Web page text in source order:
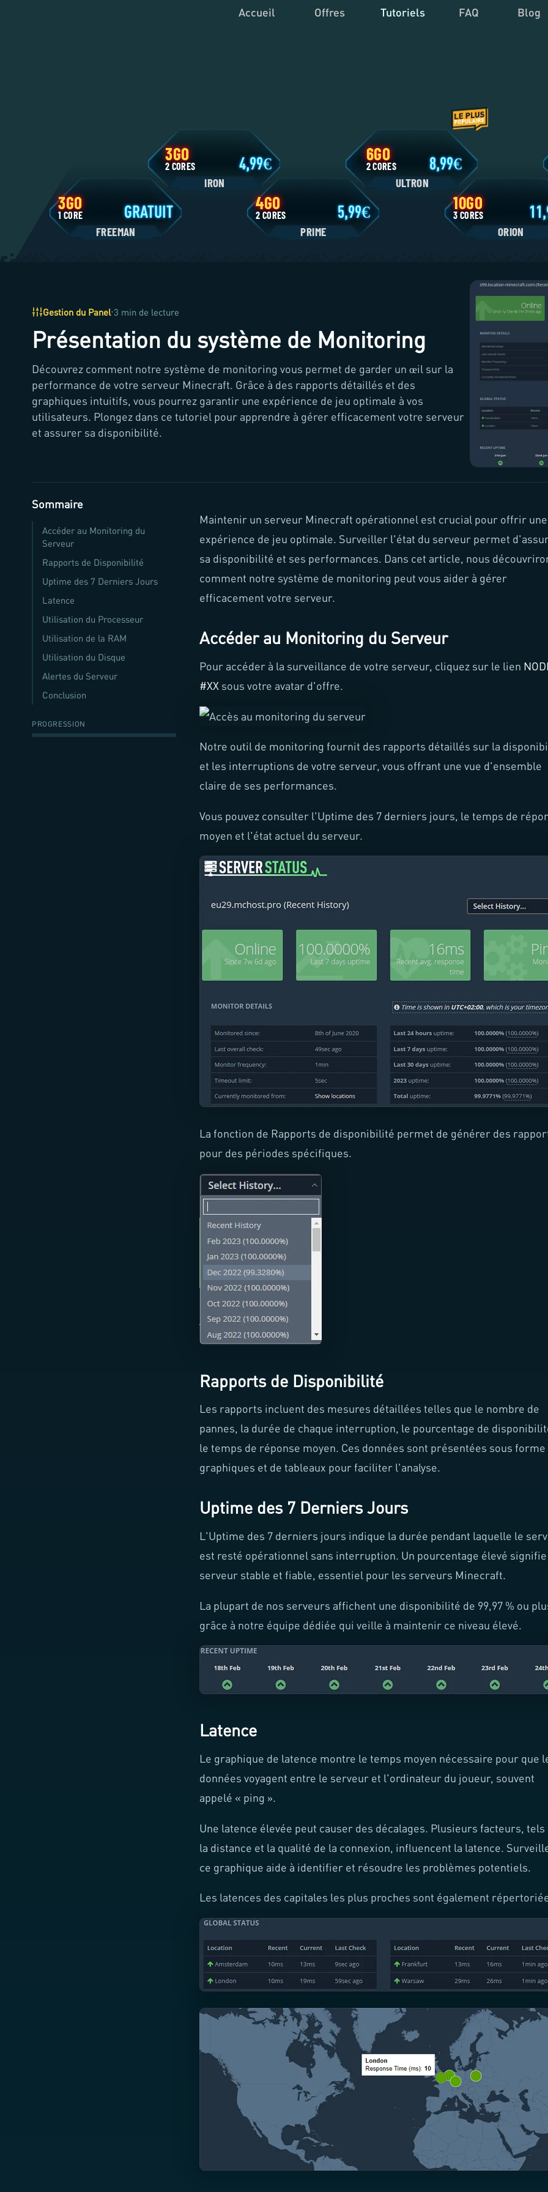
Accueil Offres Tutoriels FAQ Blog
3GO
1 CORE GRATUIT
3GO
2 CORES 4,99
4GO
2 CORES 5,99
6GO
2 CORES 8,99
ULTRON
10GO
3 CORES
Gestion du Panel·3 min de lecture
Présentation du système de Monitoring
Découvrez comment notre système de monitoring vous permet de garder un œil sur la
performance de votre serveur Minecraft. Grâce à des rapports détaillés et des
graphiques intuitifs, vous pourrez garantir une expérience de jeu optimale à vos
utilisateurs. Plongez dans ce tutoriel pour apprendre à gérer efficacement votre serveur
et assurer sa disponibilité.
Sommaire
Accéder au Monitoring du
Serveur
Rapports de Disponibilité
Uptime des 7 Derniers Jours
Latence
Utilisation du Processeur
Utilisation de la RAM
Utilisation du Disque
Alertes du Serveur
Conclusion
PROGRESSION
Maintenir un serveur Minecraft opérationnel est crucial pour offrir une
expérience de jeu optimale. Surveiller l'état du serveur permet
sa disponibilité et ses performances. Dans cet article, nous
comment notre système de monitoring peut vous aider à gérer
efficacement votre serveur.
Accéder au Monitoring du Serveur
Pour accéder à la surveillance de votre serveur, cliquez sur le lien
#XX sous votre avatar d'offre.
Notre outil de monitoring fournit des rapports détaillés sur la
et les interruptions de votre serveur, vous offrant une vue d'ensemble
claire de ses performances.
Vous pouvez consulter l'Uptime des 7 derniers jours, le temps de
moyen et l'état actuel du serveur.
La fonction de Rapports de disponibilité permet de générer des
pour des périodes spécifiques.
Rapports de Disponibilité
Les rapports incluent des mesures détaillées telles que le nombre de
pannes, la durée de chaque interruption, le pourcentage de
le temps de réponse moyen. Ces données sont présentées sous forme
graphiques et de tableaux pour faciliter l'analyse.
Uptime des 7 Derniers Jours
L'Uptime des 7 derniers jours indique la durée pendant laquelle le
est resté opérationnel sans interruption. Un pourcentage élevé
serveur stable et fiable, essentiel pour les serveurs Minecraft.
La plupart de nos serveurs affichent une disponibilité de 99,97 % ou
grâce à notre équipe dédiée qui veille à maintenir ce niveau élevé.
Latence
Le graphique de latence montre le temps moyen nécessaire pour que
données voyagent entre le serveur et l'ordinateur du joueur, souvent
appelé « ping ».
Une latence élevée peut causer des décalages. Plusieurs facteurs, tels
la distance et la qualité de la connexion, influencent la latence.
ce graphique aide à identifier et résoudre les problèmes potentiels.
Les latences des capitales les plus proches sont également